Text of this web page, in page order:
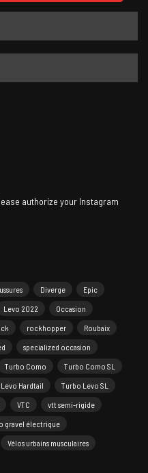
authorize your Instagram
Diverge
Epic
Levo 2022
Occasion
rockhopper
Roubaix
specialized occasion
Turbo Como
Turbo Como SL
Hardtail
Turbo Levo SL
VTC
vtt semi-rigide
gravel électrique
Vélos urbains musculaires